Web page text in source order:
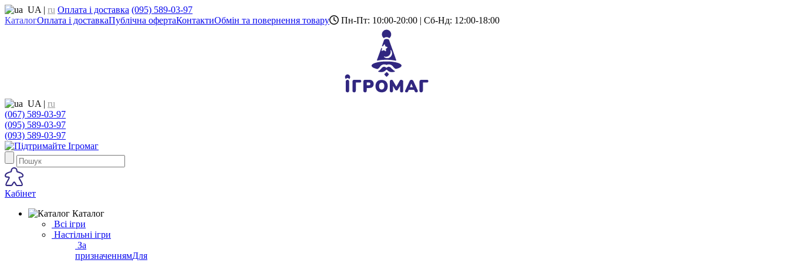
UA | ru Оплата і доставка (095) 589-03-97
КаталогОплата і доставкаПублічна офертаКонтактиОбмін та повернення товару Пн-Пт: 10:00-20:00 | Сб-Нд: 12:00-18:00
UA | ru
(067) 589-03-97
(095) 589-03-97
(093) 589-03-97
Кабінет
Каталог
Всі ігри
Настільні ігри
За
призначеннямДля